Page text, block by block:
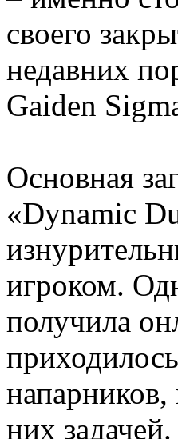
своего
недавних
Gaiden
Основная
«Dynamic
игроком.
получила
напарников,
них задачей.